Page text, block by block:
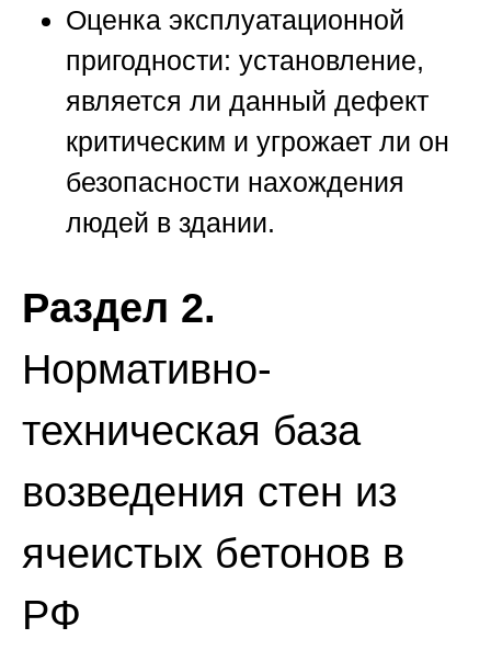
Оценка эксплуатационной
пригодности: установление,
является ли данный дефект
критическим и угрожает ли он
безопасности нахождения
людей в здании.
Раздел 2.
Нормативно-
техническая база
возведения стен из
ячеистых бетонов в
РФ